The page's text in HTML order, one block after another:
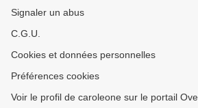
Signaler un abus
C.G.U.
Cookies et données personnelles
Préférences cookies
Voir le profil de caroleone sur le portail